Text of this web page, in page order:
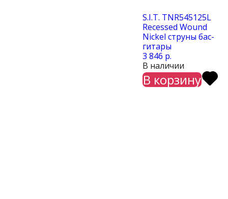
S.I.T. TNR545125L
Recessed Wound
Nickel струны бас-
гитары
3 846 р.
В наличии
В корзину